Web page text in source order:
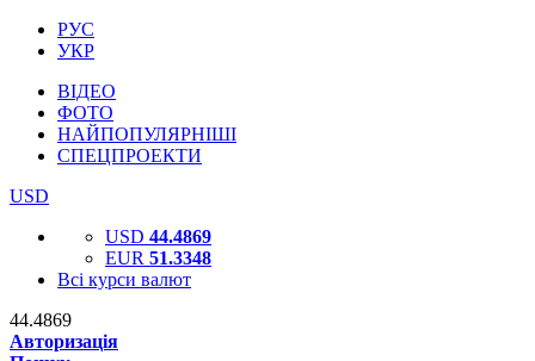
РУС
УКР
ВІДЕО
ФОТО
НАЙПОПУЛЯРНІШІ
СПЕЦПРОЕКТИ
USD
USD 44.4869
EUR 51.3348
Всі курси валют
44.4869
Авторизація